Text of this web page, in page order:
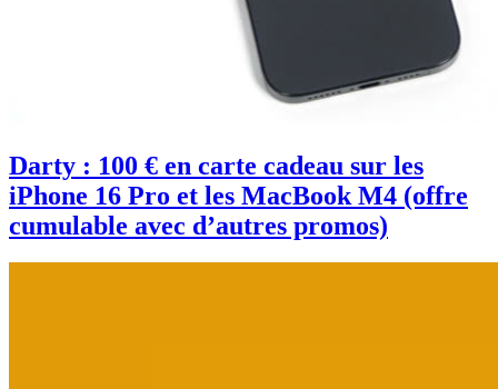
Darty : 100 € en carte cadeau sur les
iPhone 16 Pro et les MacBook M4 (offre
cumulable avec d’autres promos)